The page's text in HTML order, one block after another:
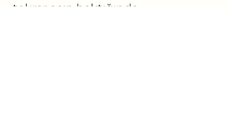
tekrar açıp baktığında